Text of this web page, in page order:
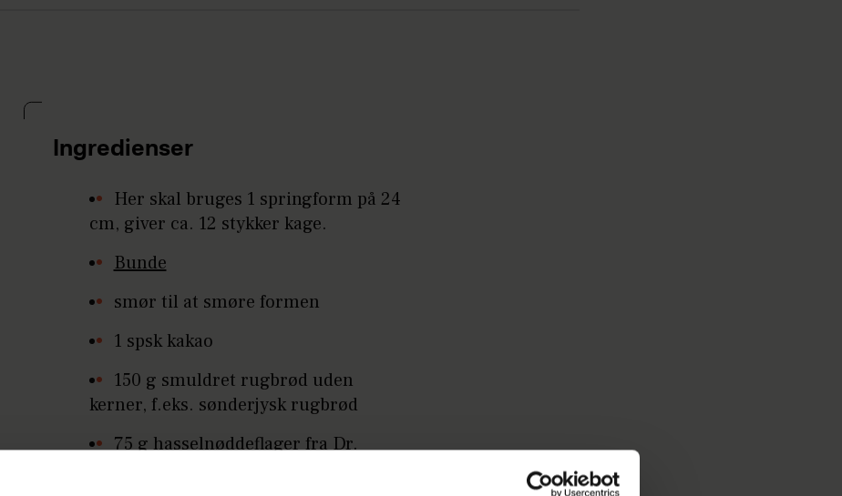
Ingredienser
Her skal bruges 1 springform på 24
cm, giver ca. 12 stykker kage.
Bunde
smør til at smøre formen
1 spsk kakao
150 g smuldret rugbrød uden
kerner, f.eks. sønderjysk rugbrød
75 g hasselnøddeflager fra Dr.